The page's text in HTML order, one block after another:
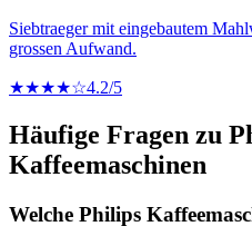
Siebtraeger mit eingebautem
grossen Aufwand.
★★★★☆4.2/5
Häufige Fragen zu
Kaffeemaschinen
Welche Philips